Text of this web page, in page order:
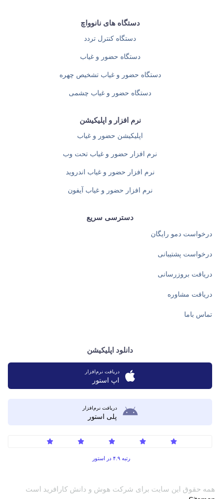
دانلود اپلیکیشن
دریافت نرم‌افزار
اپ استور
دریافت نرم‌افزار
پلی استور
رتبه ۴.۹ در استور
دسترسی سریع
درخواست دمو رایگان
درخواست پشتیبانی
دریافت بروزرسانی
دریافت مشاوره
تماس باما
نرم افزار و اپلیکیشن
اپلیکیشن حضور و غیاب
نرم افزار حضور و غیاب تحت وب
نرم افزار حضور و غیاب اندروید
نرم افزار حضور و غیاب آیفون
دستگاه های نانوواچ
دستگاه کنترل تردد
دستگاه حضور و غیاب
دستگاه حضور و غیاب تشخیص چهره
دستگاه حضور و غیاب چشمی
همه حقوق این سایت برای شرکت هوش و دانش کارافرید است